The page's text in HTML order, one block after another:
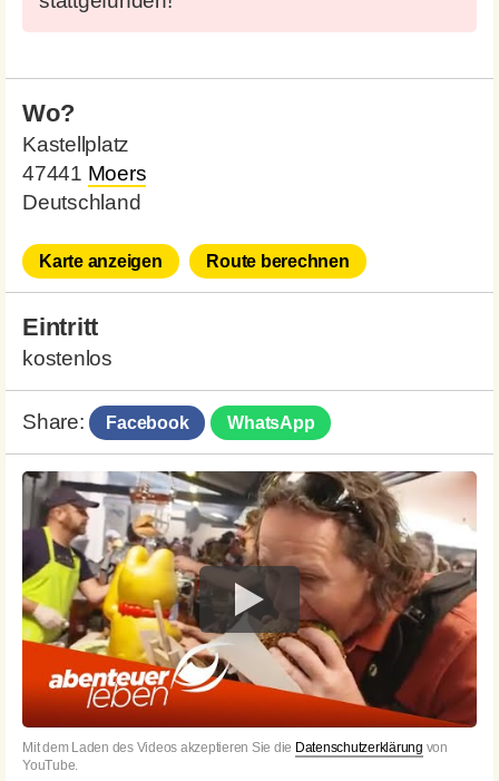
Wo?
Kastellplatz
47441 Moers
Deutschland
Karte anzeigen Route berechnen
Eintritt
kostenlos
Share: Facebook WhatsApp
Mit dem Laden des Videos akzeptieren Sie die Datenschutzerklärung von
YouTube.